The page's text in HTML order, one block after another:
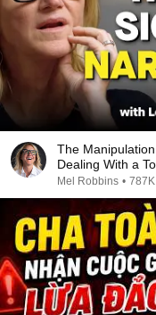
The
Dealing With a
Mel Robbins •